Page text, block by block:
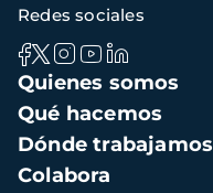
Navegación
principal
Quienes somos
Qué hacemos
Dónde trabajamos
Colabora
Redes sociales